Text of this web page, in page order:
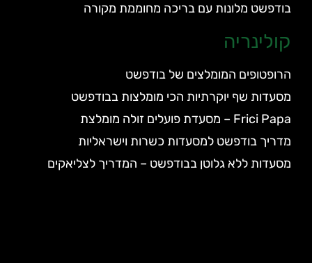
בודפשט מלונות עם בריכה מחוממת מקורה
קולינריה
הרופטופים המומלצים של בודפשט
מסעדות שף יוקרתיות הכי מומלצות בבודפשט
Frici Papa – מסעדת פועלים זולה מומלצת
מדריך בודפשט למסעדות כשרות וישראליות
מסעדות ללא גלוטן בבודפשט – המדריך לצליאקים